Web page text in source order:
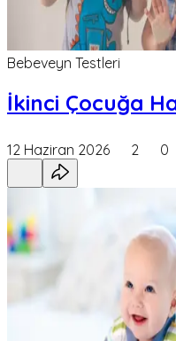
Bebeveyn Testleri
İkinci Çocuğa
12 Haziran 2026 2 0